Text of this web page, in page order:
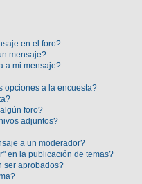
en el foro?
mensaje?
a mi mensaje?
opciones a la encuesta?
foro?
adjuntos?
a un moderador?
en la publicación de temas?
ser aprobados?